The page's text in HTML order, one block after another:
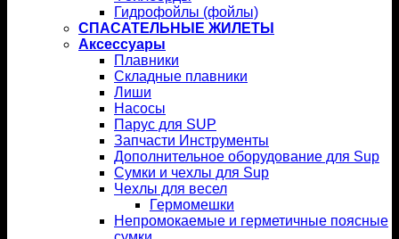
Гидрофойлы (фойлы)
СПАСАТЕЛЬНЫЕ ЖИЛЕТЫ
Аксессуары
Плавники
Складные плавники
Лиши
Насосы
Парус для SUP
Запчасти Инструменты
Дополнительное оборудование для Sup
Сумки и чехлы для Sup
Чехлы для весел
Гермомешки
Непромокаемые и герметичные поясные